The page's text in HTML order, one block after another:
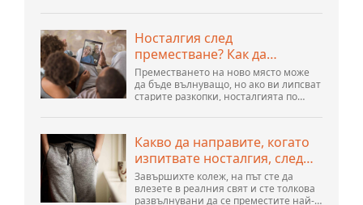
различните методи за
за вас. Трябва да знаете различни
подробности, за да вземете най-
доброто решение...
Носталгия след
преместване? Как да
победим блуса
Преместването на ново място може
да бъде вълнуващо, но ако ви липсват
старите разкопки, носталгията по
Всъщност психолозите започват да
отделна емоционална...
Какво да направите, когато
изпитвате носталгия, след
като сте се изнесли от
къщата на родителите си
Завършихте колеж, на път сте да
влезете в реалния свят и сте толкова
развълнувани да се преместите най-